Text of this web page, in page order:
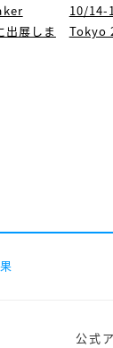
出展しま
10/
Tokyo
公式